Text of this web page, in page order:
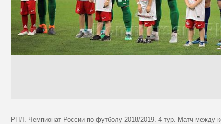
РПЛ. Чемпионат России по футболу 2018/2019. 4 тур. Матч между